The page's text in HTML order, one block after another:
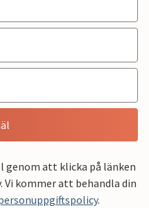
genom att klicka på länken
Vi kommer att behandla din
.